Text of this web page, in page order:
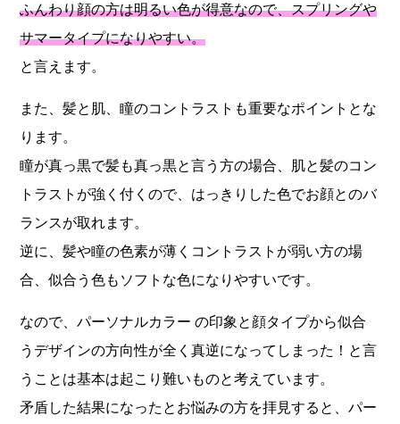
ふんわり顔の方は明るい色が得意なので、スプリングや
サマータイプになりやすい。
と言えます。
また、髪と肌、瞳のコントラストも重要なポイントとな
ります。
瞳が真っ黒で髪も真っ黒と言う方の場合、肌と髪のコン
トラストが強く付くので、はっきりした色でお顔とのバ
ランスが取れます。
逆に、髪や瞳の色素が薄くコントラストが弱い方の場
合、似合う色もソフトな色になりやすいです。
なので、パーソナルカラー の印象と顔タイプから似合
うデザインの方向性が全く真逆になってしまった！と言
うことは基本は起こり難いものと考えています。
矛盾した結果になったとお悩みの方を拝見すると、パー